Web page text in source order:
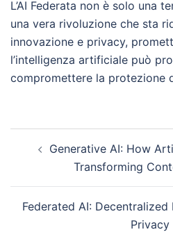
L’AI Federata non è solo una
una vera rivoluzione che sta
innovazione e privacy,
l’intelligenza artificiale può
compromettere la protezione
navigation
Generative AI: How
Transforming
Federated AI:
Privacy